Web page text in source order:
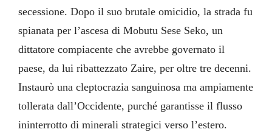
secessione. Dopo il suo brutale omicidio, la strada fu
spianata per l’ascesa di Mobutu Sese Seko, un
dittatore compiacente che avrebbe governato il
paese, da lui ribattezzato Zaire, per oltre tre decenni.
Instaurò una cleptocrazia sanguinosa ma ampiamente
tollerata dall’Occidente, purché garantisse il flusso
ininterrotto di minerali strategici verso l’estero.